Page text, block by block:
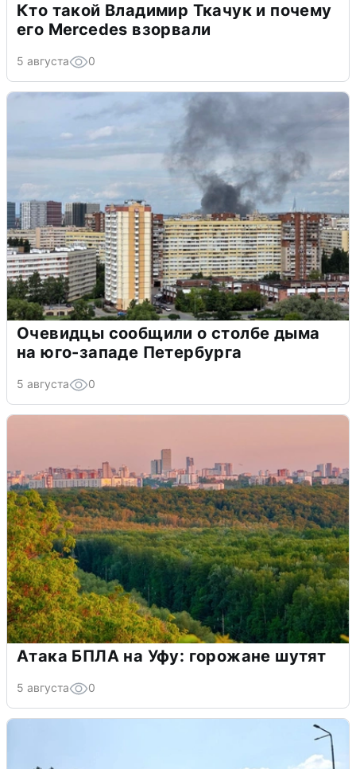
Кто такой Владимир Ткачук и почему
его Mercedes взорвали
5 августа 0
Очевидцы сообщили о столбе дыма
на юго-западе Петербурга
5 августа 0
Атака БПЛА на Уфу: горожане шутят
5 августа 0